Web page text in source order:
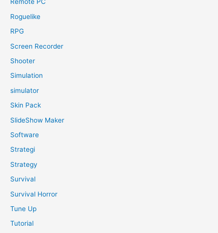
Remote PC
Roguelike
RPG
Screen Recorder
Shooter
Simulation
simulator
Skin Pack
SlideShow Maker
Software
Strategi
Strategy
Survival
Survival Horror
Tune Up
Tutorial